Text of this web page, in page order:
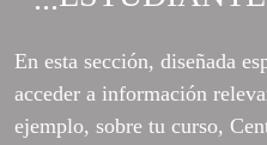
En esta sección, diseñada
acceder a información
ejemplo, sobre tu curso,